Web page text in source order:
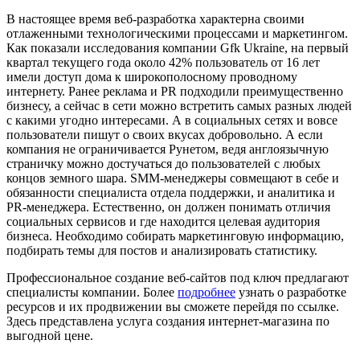
В настоящее время веб-разработка характерна своими
отлаженными технологическими процессами и маркетингом.
Как показали исследования компании Gfk Ukraine, на первый
квартал текущего года около 42% пользователь от 16 лет
имели доступ дома к широкополосному проводному
интернету. Ранее реклама и PR подходили преимущественно
бизнесу, а сейчас в сети можно встретить самых разных людей
с какими угодно интересами. А в социальных сетях и вовсе
пользователи пишут о своих вкусах добровольно. А если
компания не ограничивается Рунетом, ведя англоязычную
страничку можно достучаться до пользователей с любых
концов земного шара. SMM-менеджеры совмещают в себе и
обязанности специалиста отдела поддержки, и аналитика и
PR-менеджера. Естественно, он должен понимать отличия
социальных сервисов и где находится целевая аудитория
бизнеса. Необходимо собирать маркетинговую информацию,
подбирать темы для постов и анализировать статистику.
Профессиональное создание веб-сайтов под ключ предлагают
специалисты компании. Более подробнее узнать о разработке
ресурсов и их продвижении вы сможете перейдя по ссылке.
Здесь представлена услуга создания интернет-магазина по
выгодной цене.